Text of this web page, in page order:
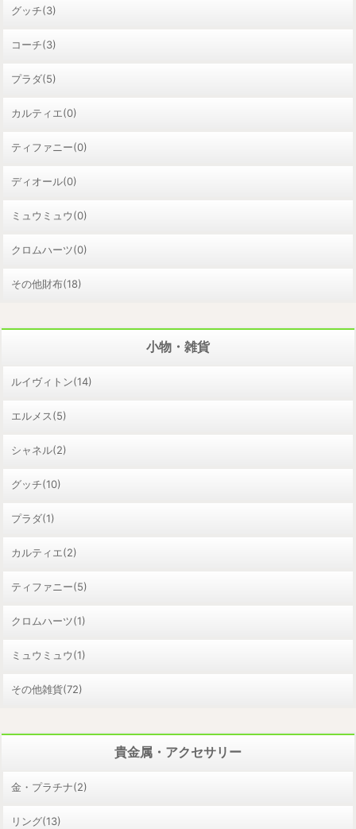
グッチ(3)
コーチ(3)
プラダ(5)
カルティエ(0)
ティファニー(0)
ディオール(0)
ミュウミュウ(0)
クロムハーツ(0)
その他財布(18)
小物・雑貨
ルイヴィトン(14)
エルメス(5)
シャネル(2)
グッチ(10)
プラダ(1)
カルティエ(2)
ティファニー(5)
クロムハーツ(1)
ミュウミュウ(1)
その他雑貨(72)
貴金属・アクセサリー
金・プラチナ(2)
リング(13)